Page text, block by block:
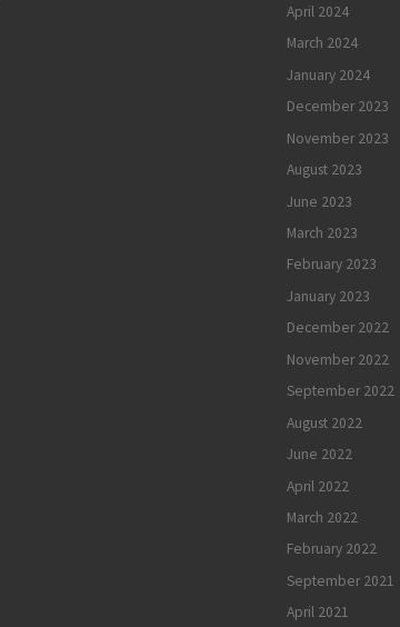
April 2024
March 2024
January 2024
December 2023
November 2023
August 2023
June 2023
March 2023
February 2023
January 2023
December 2022
November 2022
September 2022
August 2022
June 2022
April 2022
March 2022
February 2022
September 2021
April 2021